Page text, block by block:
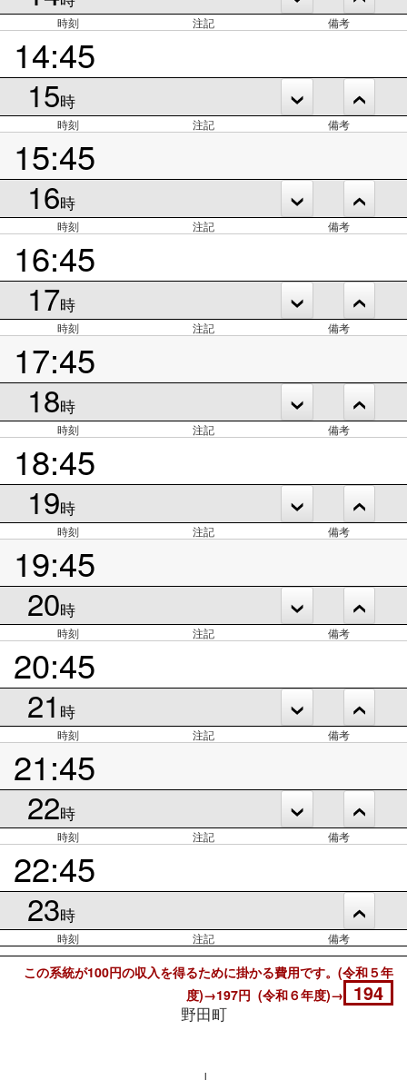
時刻 注記 備考
14:45
15時
時刻 注記 備考
15:45
16時
時刻 注記 備考
16:45
17時
時刻 注記 備考
17:45
18時
時刻 注記 備考
18:45
19時
時刻 注記 備考
19:45
20時
時刻 注記 備考
20:45
21 時
時刻 注記 備考
21:45
22時
時刻 注記 備考
22:45
23時
時刻 注記 備考
この系統が100円の収入を得るために掛かる費用です。(令和５年
度)→197円 (令和６年度)→
194
野田町
↓